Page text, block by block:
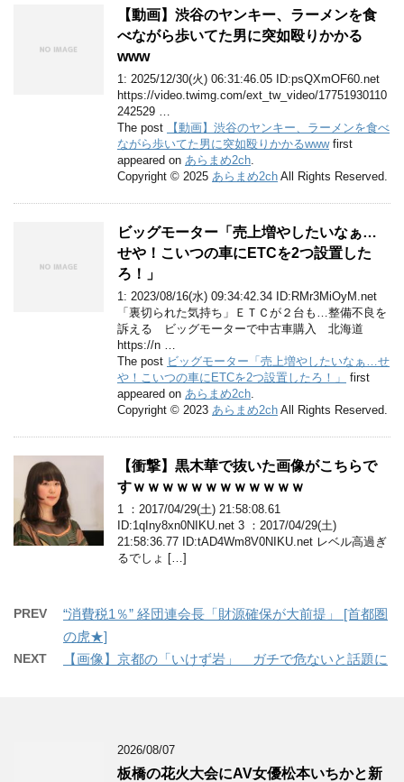
【動画】渋谷のヤンキー、ラーメンを食
べながら歩いてた男に突如殴りかかる
www
1: 2025/12/30(火) 06:31:46.05 ID:psQXmOF60.net
https://video.twimg.com/ext_tw_video/17751930110
242529 …
The post
【動画】渋谷のヤンキー、ラーメンを食べ
ながら歩いてた男に突如殴りかかるwwwfirst
appeared on あらまめ2ch
Copyright © 2025 あらまめ2ch All Rights Reserved.
ビッグモーター「売上増やしたいなぁ…
せや！こいつの車にETCを2つ設置した
ろ！」
1: 2023/08/16(水) 09:34:42.34 ID:RMr3MiOyM.net
「裏切られた気持ち」ＥＴＣが２台も…整備不良を
訴える ビッグモーターで中古車購入 北海道
https://n …
The post ビッグモーター「売上増やしたいなぁ…せ
や！こいつの車にETCを2つ設置したろ！」
first
appeared on あらまめ2ch
Copyright © 2023 あらまめ2ch All Rights Reserved.
【衝撃】黒木華で抜いた画像がこちらで
すｗｗｗｗｗｗｗｗｗｗｗｗ
1 ：2017/04/29(土) 21:58:08.61
ID:1qIny8xn0NIKU.net 3 ：2017/04/29(土)
21:58:36.77 ID:tAD4Wm8V0NIKU.net レベル高過ぎ
るでしょ […]
PREV
“消費税1％” 経団連会長「財源確保が大前提」 [首都圏
の虎★]
NEXT 【画像】京都の「いけず岩」 ガチで危ないと話題に
2026/08/07
板橋の花火大会にAV女優松本いちかと新